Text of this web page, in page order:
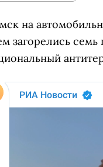
на
загорелись